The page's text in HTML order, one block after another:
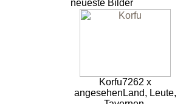
neueste Bilder
Korfu7262 x
angesehen Land, Leute,